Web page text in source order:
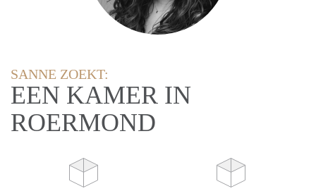
SANNE ZOEKT:
EEN KAMER IN
ROERMOND